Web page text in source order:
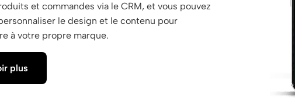
et commandes via le CRM, et vous pouvez
le design et le contenu pour
à votre propre marque.
plus